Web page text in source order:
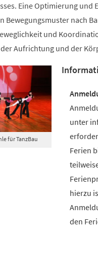
Eine Optimierung und
Bewegungsmuster nach
und
Aufrichtung und der
für TanzBau
unter
Ferien
hierzu
den